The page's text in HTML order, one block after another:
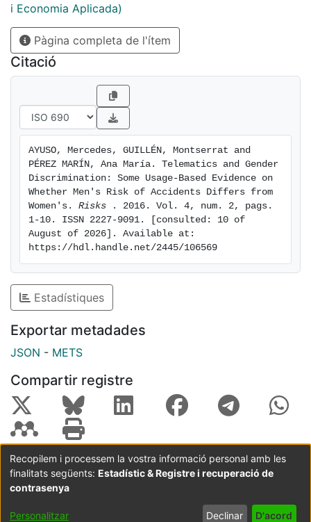
differences in the risk of accidents are, to a large
extent, attributable to the fact that men drive more
often than women. Estimates of the time to the first
accident for different driver risk types are presented.
We conclude that no gender discrimination is
necessary if telematics provides enough information
on driving habits
i Economia Aplicada)
Pàgina completa de l'ítem
Citació
AYUSO, Mercedes, GUILLÉN, Montserrat and
PÉREZ MARÍN, Ana María. Telematics and Gender
Discrimination: Some Usage-Based Evidence on
Whether Men's Risk of Accidents Differs from
Women's. Risks
. 2016. Vol. 4, num. 2, pags.
1-10. ISSN 2227-9091. [consulted: 10 of
August of 2026]. Available at:
https://hdl.handle.net/2445/106569
Estadístiques
Exportar metadades
JSON - METS
Compartir registre
Coordinació:CRAI UB Avís legal
Metadades
subjectes a:
Configuració
de cookies
privadesa
Recopilem i processem la vostra informació personal amb les
finalitats següents: Estadístic & Registre i recuperació de
contrasenya
Personalitzar Declinar D'acord